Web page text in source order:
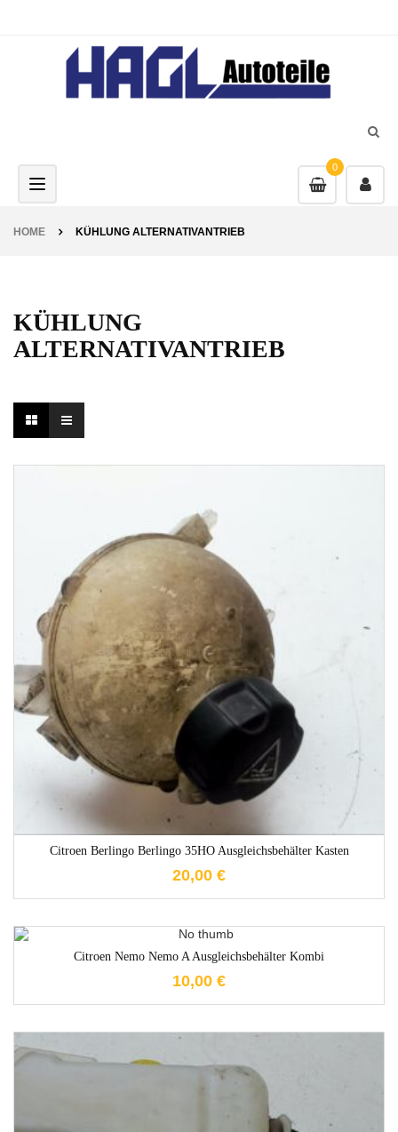
0
Toggle navigation
HOME KÜHLUNG ALTERNATIVANTRIEB
KÜHLUNG
ALTERNATIVANTRIEB
Citroen Berlingo Berlingo 35HO Ausgleichsbehälter Kasten
20,00 €
1-3 Werktage
Citroen Nemo Nemo A Ausgleichsbehälter Kombi
10,00 €